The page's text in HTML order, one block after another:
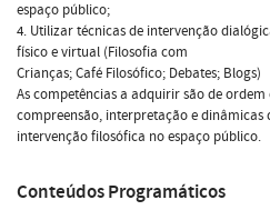
espaço público;
4. Utilizar técnicas de intervenção
físico e virtual (Filosofia com
Crianças; Café Filosófico; Debates; Blogs)
As competências a adquirir são de
compreensão, interpretação e dinâmicas
intervenção filosófica no espaço público.
Conteúdos Programáticos